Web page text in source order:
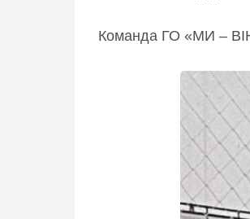
Команда ГО «МИ –